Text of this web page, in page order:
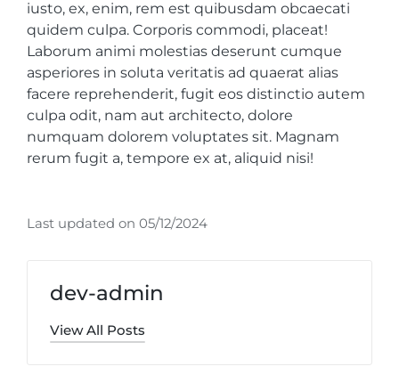
iusto, ex, enim, rem est quibusdam obcaecati
quidem culpa. Corporis commodi, placeat!
Laborum animi molestias deserunt cumque
asperiores in soluta veritatis ad quaerat alias
facere reprehenderit, fugit eos distinctio autem
culpa odit, nam aut architecto, dolore
numquam dolorem voluptates sit. Magnam
rerum fugit a, tempore ex at, aliquid nisi!
Last updated on 05/12/2024
dev-admin
View All Posts